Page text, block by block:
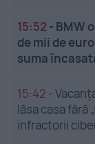
15:52 - BMW
de mii de
suma
15:42 -
lăsa casa fără
infractorii